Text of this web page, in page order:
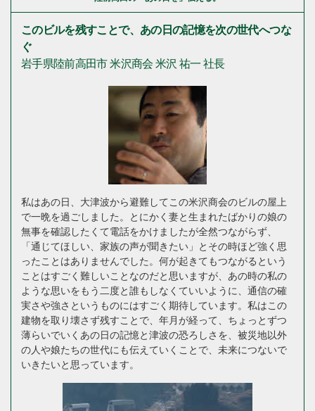
このビルを残すことで、あの日の記憶を次の世代へつな
ぐ
岩手県陸前高田市 米沢商会 米沢 祐一 社長
私はあの日、大津波から避難してこの米沢商会のビルの屋上
で一晩を過ごしました。とにかく妻と生まれたばかりの娘の
無事を確認したくて電話をかけましたが全然つながらず、
「通じてほしい、家族の声が聞きたい」とその時ほど強く思
ったことはありませんでした。何が起きてもつながるという
ことはすごく難しいことなのだと思いますが、あの時の私の
ような思いをもう二度と誰もしなくていいように、通信の確
実さや強さというものにはすごく期待しています。私はこの
建物を取り壊さず残すことで、年月が経って、ちょっとずつ
薄らいでいくあの日の記憶と津波の恐ろしさを、被災地以外
の人や娘たちの世代にも伝えていくことで、未来につないで
いきたいと思っています。